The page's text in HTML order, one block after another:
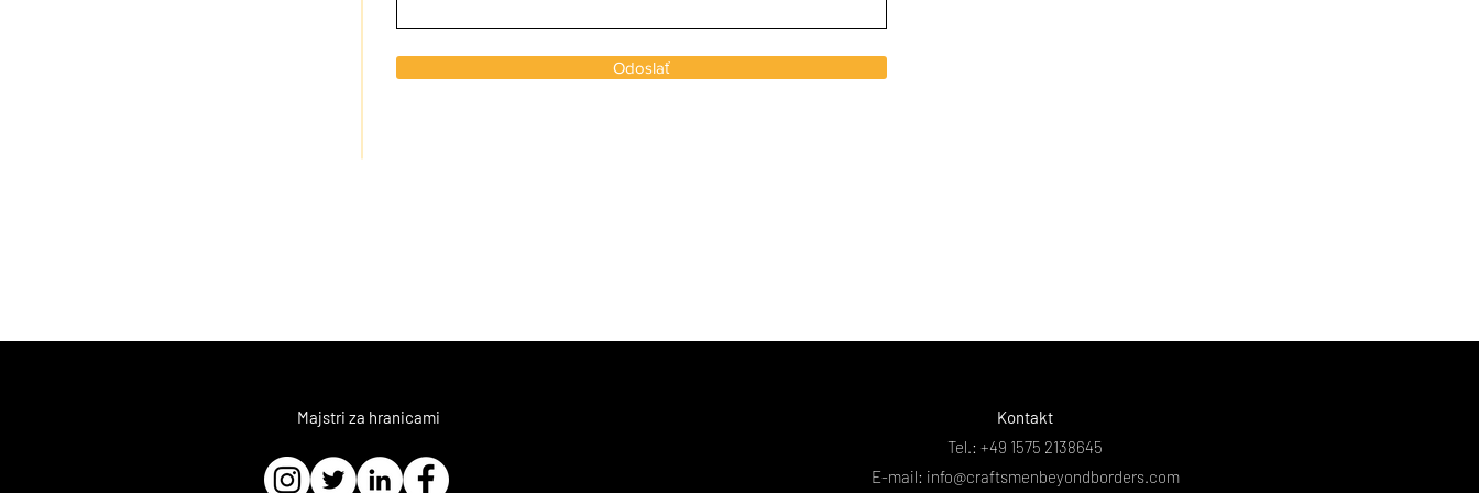
Odoslať
Majstri za hranicami
Kontakt
Tel.: +49 1575 2138645
E-mail: info@craftsmenbeyondborders.com